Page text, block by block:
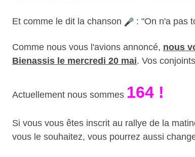
Et comme le dit la chanson : "On n'a pas
Comme nous vous l'avions annoncé, nous
Bienassis le mercredi 20 mai. Vos
Actuellement nous sommes 164 !
Si vous vous êtes inscrit au rallye de la
vous le souhaitez, vous pourrez aussi